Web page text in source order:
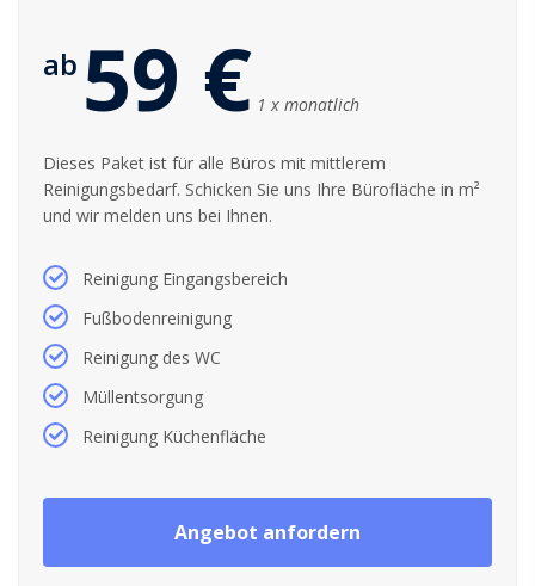
ab 59 € 1 x monatlich
Dieses Paket ist für alle Büros mit mittlerem
Reinigungsbedarf. Schicken Sie uns Ihre Bürofläche in m²
und wir melden uns bei Ihnen.
Reinigung Eingangsbereich
Fußbodenreinigung
Reinigung des WC
Müllentsorgung
Reinigung Küchenfläche
Angebot anfordern